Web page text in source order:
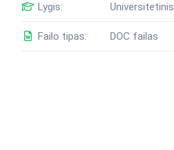
Lygis: Universitetinis
Failo tipas: DOC failas